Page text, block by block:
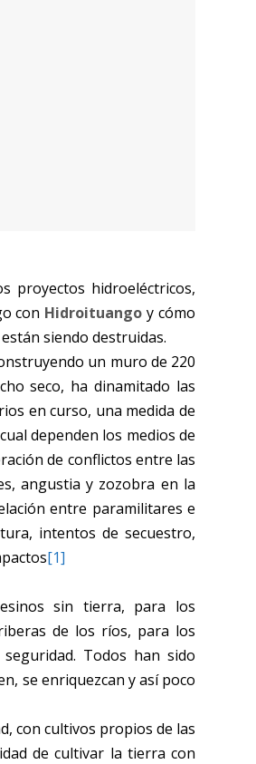
proyectos hidroeléctricos,
con Hidroituango y cómo
siendo destruidas.
un muro de 220
seco, ha dinamitado las
en curso, una medida de
dependen los medios de
de conflictos entre las
angustia y zozobra en la
entre paramilitares e
intentos de secuestro,
[1]
sin tierra, para los
de los ríos, para los
Todos han sido
se enriquezcan y así poco
con cultivos propios de las
de cultivar la tierra con